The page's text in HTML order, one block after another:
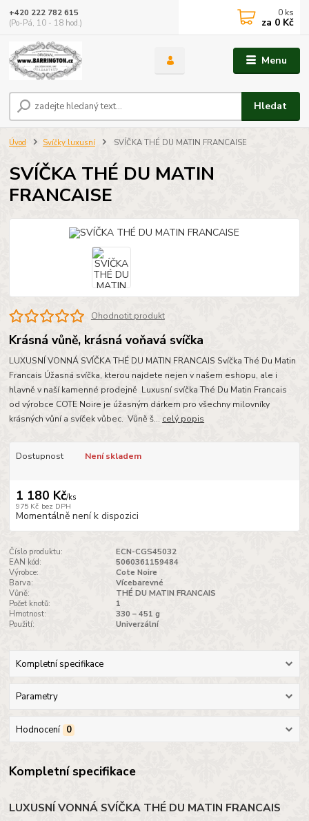
Menu
Hledat
+420 222 782 615
(Po-Pá, 10 - 18 hod.)
0 ks
za 0 Kč
Úvod Svíčky luxusní SVÍČKA THÉ DU MATIN FRANCAISE
SVÍČKA THÉ DU MATIN
FRANCAISE
Ohodnotit produkt
Krásná vůně, krásná voňavá svíčka
LUXUSNÍ VONNÁ SVÍČKA THÉ DU MATIN FRANCAIS Svíčka Thé Du Matin
Francais Úžasná svíčka, kterou najdete nejen v našem eshopu, ale i
hlavně v naší kamenné prodejně Luxusní svíčka Thé Du Matin Francais
od výrobce COTE Noire je úžasným dárkem pro všechny milovníky
krásných vůní a svíček vůbec. Vůně š... celý popis
Dostupnost Není skladem
1 180 Kč/ks
975 Kč bez DPH
Momentálně není k dispozici
Číslo produktu:
ECN-CGS45032
EAN kód:
5060361159484
Výrobce:
Cote Noire
Barva:
Vícebarevné
Vůně:
THÉ DU MATIN FRANCAIS
Počet knotů:
1
Hmotnost:
330 – 451 g
Použití:
Univerzální
Kompletní specifikace
Parametry
Hodnocení 0
Kompletní specifikace
LUXUSNÍ VONNÁ SVÍČKA THÉ DU MATIN FRANCAIS